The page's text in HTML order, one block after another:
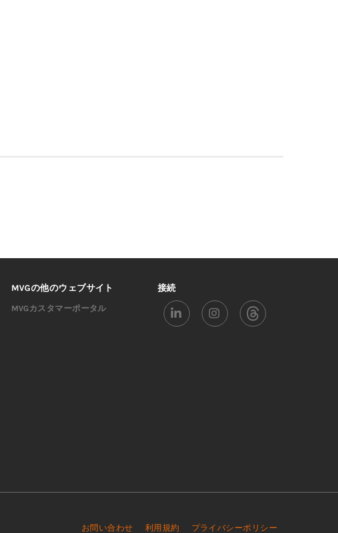
MVGの他のウェブサイト
MVGカスタマーポータル
接続
お問い合わせ 利用規約 プライバシーポリシー